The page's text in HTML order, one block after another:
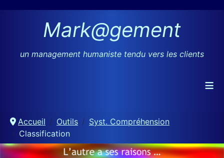
Mark@gement
un management humaniste tendu vers les clients
≡
Accueil Outils
Syst. Compréhension
Classification